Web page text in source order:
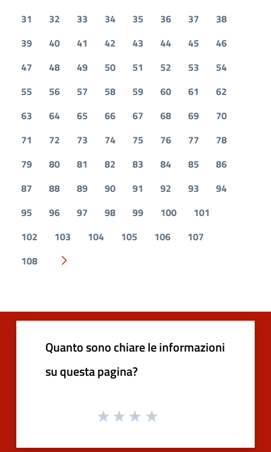
31
32 33 34 35 36 37
38
39
40 41 42 43 44 45
46
47
48 49 50 51 52 53
54
55
56 57 58 59 60 61
62
63
64 65 66 67 68 69
70
71
72 73 74 75 76 77
78
79
80 81 82 83 84 85
86
87
88 89 90 91 92 93
94
95
96 97 98 99 100
101
102
103 104 105 106
107
108
Pagina successiva
Quanto sono chiare le informazioni
su questa pagina?